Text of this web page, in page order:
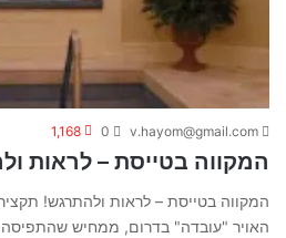
v.hayom@gmail.com
0
1,168
המקווה בטייסת – לראות
המקווה בטייסת – לראות ולהתרגש!
האויר "עובדה" בדרום, ממחיש